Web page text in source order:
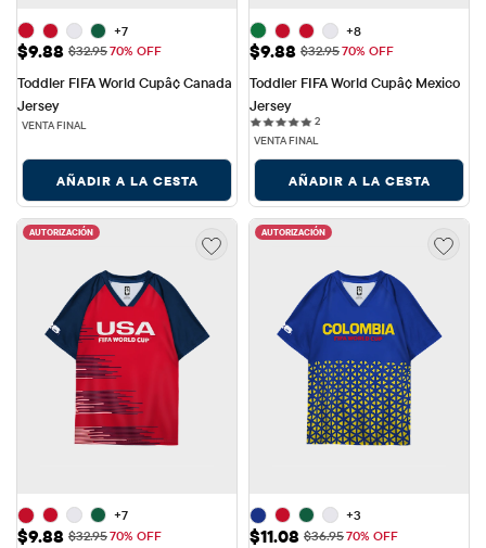
+7
Precio de venta: $9.88
$9.88 Precio original: $32.95
$32.9570% OFF
Toddler FIFA World Cupâ¢ Canada
Jersey
VENTA FINAL
AÑADIR A LA CESTA
+8
Precio de venta: $9.88
$9.88 Precio original: $32.95
$32.9570% OFF
Toddler FIFA World Cupâ¢ Mexico
Jersey
22 reviews
VENTA FINAL
AÑADIR A LA CESTA
AUTORIZACIÓN
+7
Precio de venta: $9.88
$9.88 Precio original: $32.95
$32.9570% OFF
AUTORIZACIÓN
+3
Precio de venta: $11.08
$11.08 Precio original: $36.95
$36.9570% OFF